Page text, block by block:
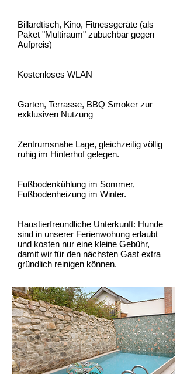
Billardtisch, Kino, Fitnessgeräte (als
Paket "Multiraum" zubuchbar gegen
Aufpreis)
Kostenloses WLAN
Garten, Terrasse, BBQ Smoker zur
exklusiven Nutzung
Zentrumsnahe Lage, gleichzeitig völlig
ruhig im Hinterhof gelegen.
Fußbodenkühlung im Sommer,
Fußbodenheizung im Winter.
Haustierfreundliche Unterkunft: Hunde
sind in unserer Ferienwohung erlaubt
und kosten nur eine kleine Gebühr,
damit wir für den nächsten Gast extra
gründlich reinigen können.